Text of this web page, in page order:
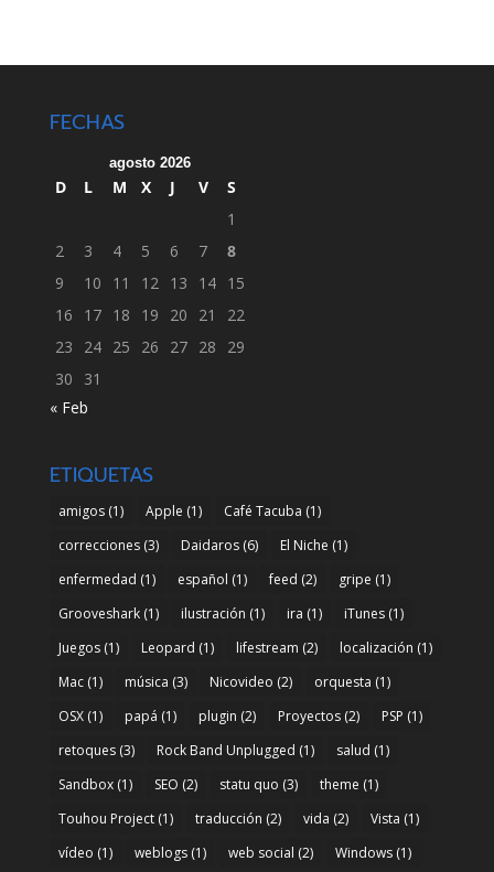
FECHAS
agosto 2026
D L M X J V
S
1
2
3 4 5 6 7
8
9
10 11 12 13 14 15
16
17 18 19 20 21
22
23
24 25 26 27 28
29
30
31
« Feb
ETIQUETAS
amigos(1) Apple (1) Café Tacuba (1)
correcciones(3) Daidaros(6) El Niche (1)
enfermedad (1) español (1) feed (2) gripe (1)
Grooveshark(1) ilustración (1) ira (1) iTunes(1)
Juegos(1) Leopard (1) lifestream (2) localización (1)
Mac(1) música (3) Nicovideo (2) orquesta (1)
OSX(1) papá (1) plugin (2) Proyectos(2) PSP (1)
retoques(3) Rock Band Unplugged (1) salud (1)
Sandbox(1) SEO (2) statu quo (3) theme (1)
Touhou Project(1) traducción (2) vida (2) Vista (1)
vídeo (1) weblogs(1) web social (2) Windows(1)